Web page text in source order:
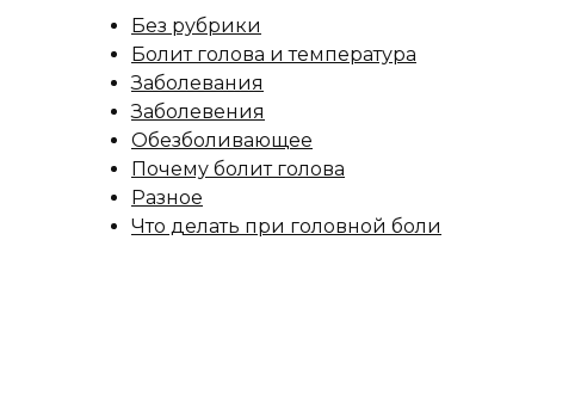
Без рубрики
Болит голова и температура
Заболевания
Заболевения
Обезболивающее
Почему болит голова
Разное
Что делать при головной боли